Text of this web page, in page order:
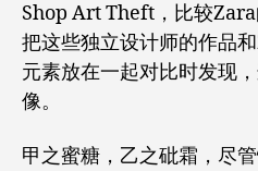
Shop Art Theft，比较
把这些独立设计师的作品
元素放在一起对比时发现
像。
甲之蜜糖，乙之砒霜，尽